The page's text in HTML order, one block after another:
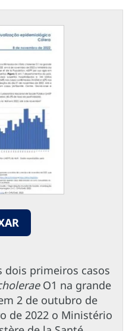
dois primeiros casos
O1 na grande
2 de outubro de
de 2022 o Ministério